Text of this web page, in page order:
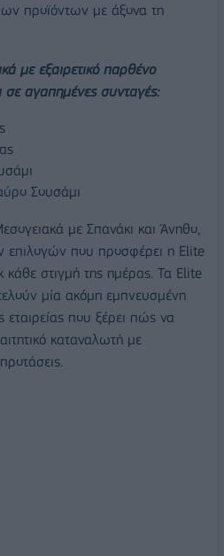
προϊόντων με άξονα τη
με εξαιρετικό παρθένο
σε αγαπημένες συνταγές:
Σουσάμι
με Σπανάκι και Άνηθο,
επιλογών που προσφέρει η Elite
κάθε στιγμή της ημέρας. Τα Elite
μία ακόμη εμπνευσμένη
εταιρείας που ξέρει πώς να
καταναλωτή με